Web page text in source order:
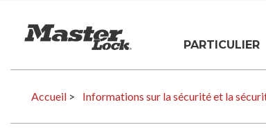
Master Lock
PARTICULIER
Accueil > Informations sur la sécurité et la